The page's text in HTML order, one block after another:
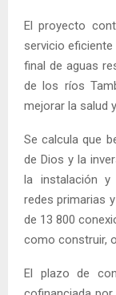
El proyecto
servicio
final de aguas
de los ríos
mejorar la salud
Se calcula que
de Dios y la
la instalación y
redes primarias
de 13 800
como construir,
El plazo de